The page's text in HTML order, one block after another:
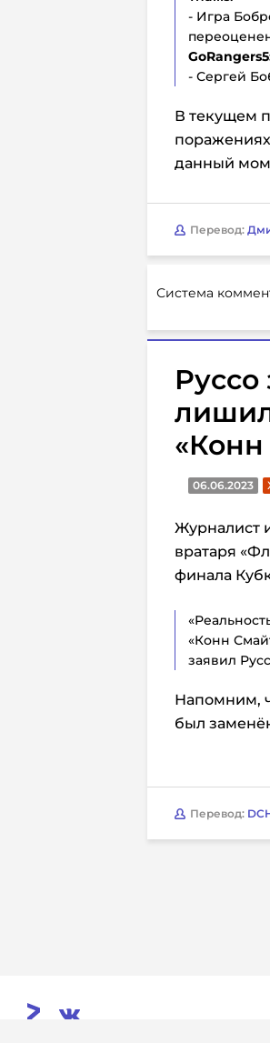
- Игра
- Сергей
В текущем
данный
Перевод:
Система
Руссо
«Конн
06.06.2023
Журналист
вратаря
финала
«Конн
заявил
Напомним,
был
Перевод: